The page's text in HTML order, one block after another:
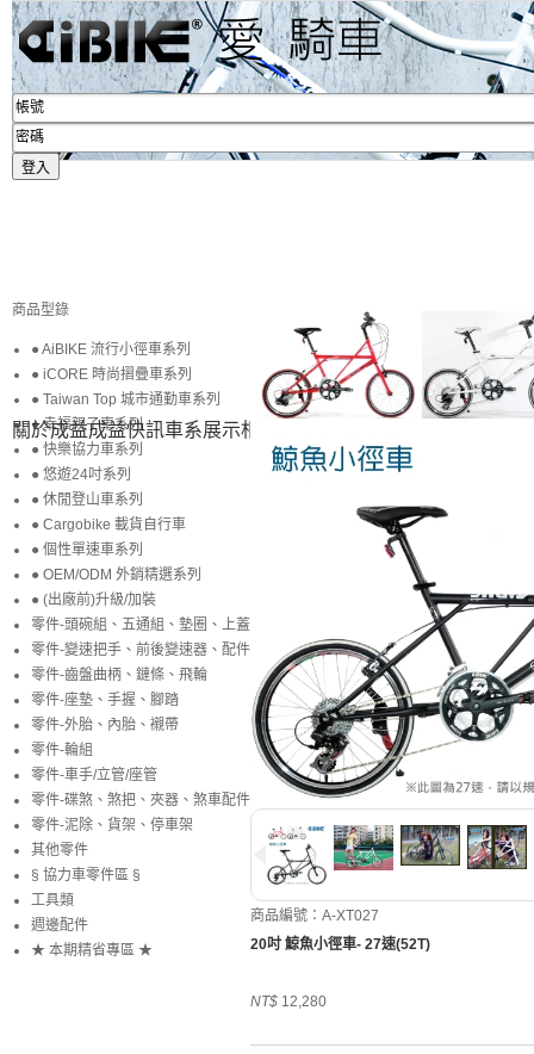
關於成益成益快訊車系展示相簿賞圖
商品編號：A-XT027
20吋 鯨魚小徑車- 27速(52T)
NT$ 12,280
商品型錄
● AiBIKE 流行小徑車系列
● iCORE 時尚摺疊車系列
● Taiwan Top 城市通勤車系列
● 幸福親子車系列
● 快樂協力車系列
● 悠遊24吋系列
● 休閒登山車系列
● Cargobike 載貨自行車
● 個性單速車系列
● OEM/ODM 外銷精選系列
● (出廠前)升級/加裝
零件-頭碗組、五通組、墊圈、上蓋
零件-變速把手、前後變速器、配件
零件-齒盤曲柄、鏈條、飛輪
零件-座墊、手握、腳踏
零件-外胎、內胎、襯帶
零件-輪組
零件-車手/立管/座管
零件-碟煞、煞把、夾器、煞車配件
零件-泥除、貨架、停車架
其他零件
§ 協力車零件區 §
工具類
週邊配件
★ 本期精省專區 ★